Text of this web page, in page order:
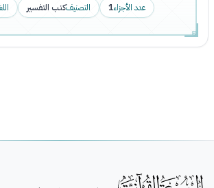
عدد الأجزاء1 التصنيفكتب التفسير